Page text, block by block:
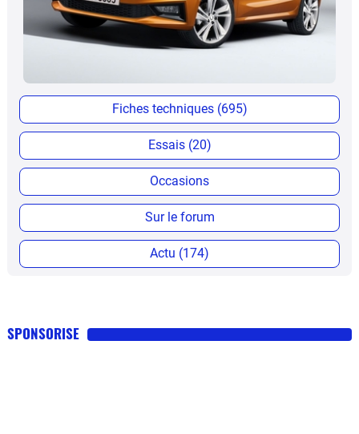
Fiches techniques (695)
Essais (20)
Occasions
Sur le forum
Actu (174)
SPONSORISE